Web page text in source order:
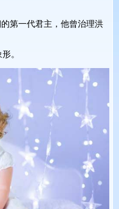
第一代君主，他曾治理洪
。